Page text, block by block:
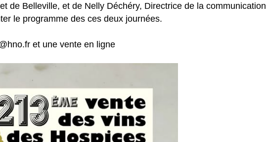
de Belleville, et de Nelly Déchéry, Directrice de la communication
le programme des ces deux journées.
et une vente en ligne